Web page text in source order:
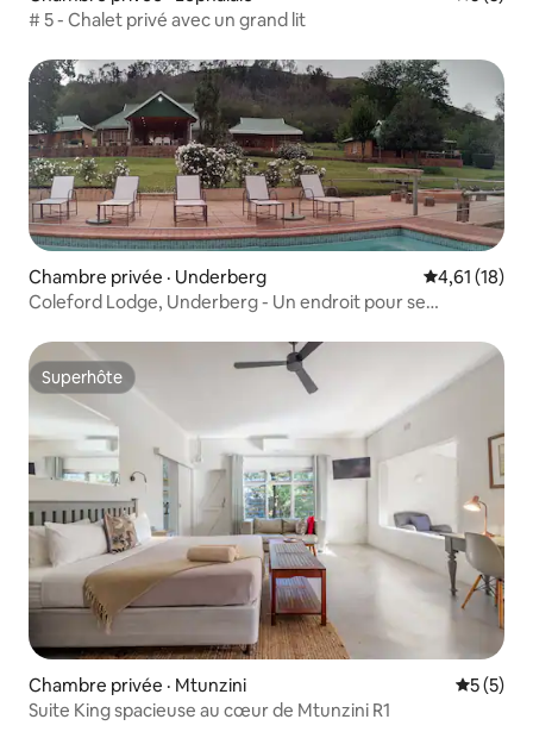
# 5 - Chalet privé avec un grand lit
Chambre privée · Underberg Note
4,61 (18)
Coleford Lodge, Underberg - Un endroit pour se
Superhôte
Superhôte
Chambre privée · Mtunzini Note
5 (5)
Suite King spacieuse au cœur de Mtunzini R1